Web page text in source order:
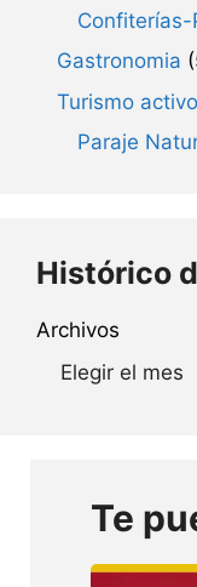
Confiterías-
Gastronomia
Turismo activo
Paraje
Histórico
Archivos
Te